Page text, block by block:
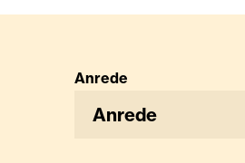
Anrede
Anrede